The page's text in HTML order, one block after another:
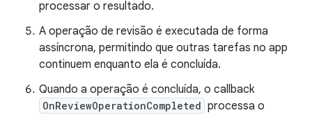
processar o resultado.
A operação de revisão é executada de forma
assíncrona, permitindo que outras tarefas no app
continuem enquanto ela é concluída.
Quando a operação é concluída, o callback
OnReviewOperationCompleted processa o